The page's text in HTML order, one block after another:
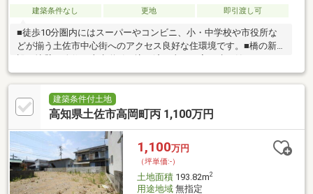
建築条件なし 更地 即引渡し可
■徒歩10分圏内にはスーパーやコンビニ、小・中学校や市役所な
どが揃う土佐市中心街へのアクセス良好な住環境です。■橋の新
設、擁壁の改修、上水道引き込み済で直ぐお家を建て始めれま
す。■建築条件なし！お好きな工務店さんでお家を建てることが
できます!
建築条件付土地
高知県土佐市高岡町丙 1,100万円
1,100万円
（坪単価:-）
土地面積193.82m2
用途地域無指定